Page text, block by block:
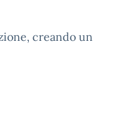
creando un